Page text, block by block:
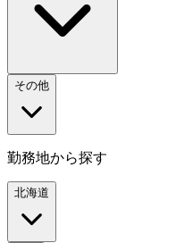
その他
勤務地から探す
北海道